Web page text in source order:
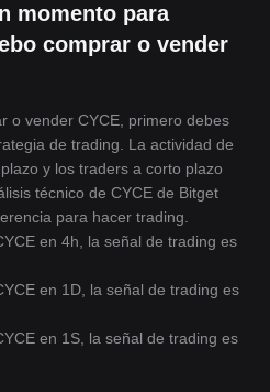
momento para
comprar o vender
o vender CYCE, primero debes
de trading. La actividad de
y los traders a corto plazo
técnico de CYCE de Bitget
para hacer trading.
en 4h, la señal de trading es
en 1D, la señal de trading es
en 1S, la señal de trading es